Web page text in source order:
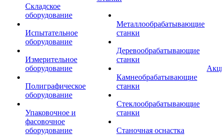
Складское
оборудование
Испытательное
оборудование
Измерительное
оборудование
Полиграфическое
оборудование
Упаковочное и
фасовочное
оборудование
Металлообрабатывающие
станки
Деревообрабатывающие
станки
Камнеобрабатывающие
станки
Стеклообрабатывающие
станки
Станочная оснастка